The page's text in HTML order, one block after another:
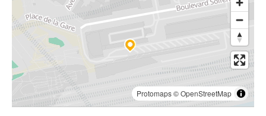
Protomaps©OpenStreetMap